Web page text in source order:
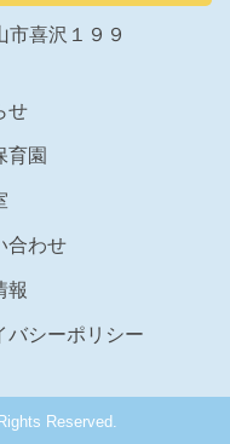
喜沢１９９
せ
育園
合わせ
報
バシーポリシー
Reserved.